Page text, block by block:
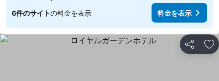
6件のサイトの料金を表示 料金を表示
シェア お